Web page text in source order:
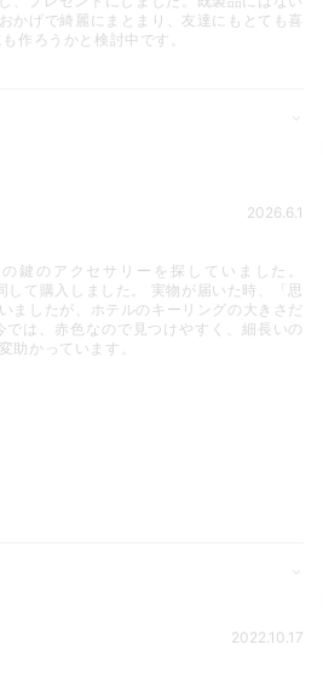
かげで綺麗にまとまり、友達にもとても喜
作ろうかと検討中です。
2026.6.1
鍵のアクセサリーを探していました。
して購入しました。 実物が届いた時、「思
ましたが、ホテルのキーリングの大きさだ
では、赤色なので見つけやすく、細長いの
助かっています。
2022.10.17